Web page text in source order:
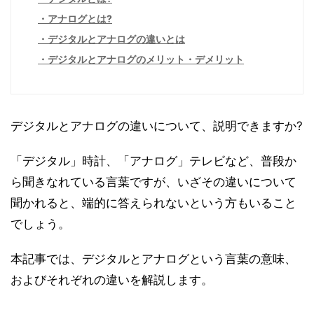
アナログとは?
デジタルとアナログの違いとは
デジタルとアナログのメリット・デメリット
デジタルとアナログの違いについて、説明できますか?
「デジタル」時計、「アナログ」テレビなど、普段か
ら聞きなれている言葉ですが、いざその違いについて
聞かれると、端的に答えられないという方もいること
でしょう。
本記事では、デジタルとアナログという言葉の意味、
およびそれぞれの違いを解説します。